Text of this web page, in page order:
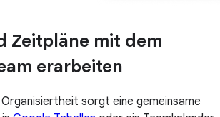
Zeitpläne mit dem
erarbeiten
sorgt eine gemeinsame